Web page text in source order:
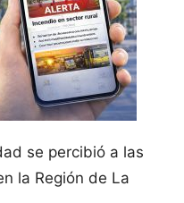
se percibió a las
la Región de La